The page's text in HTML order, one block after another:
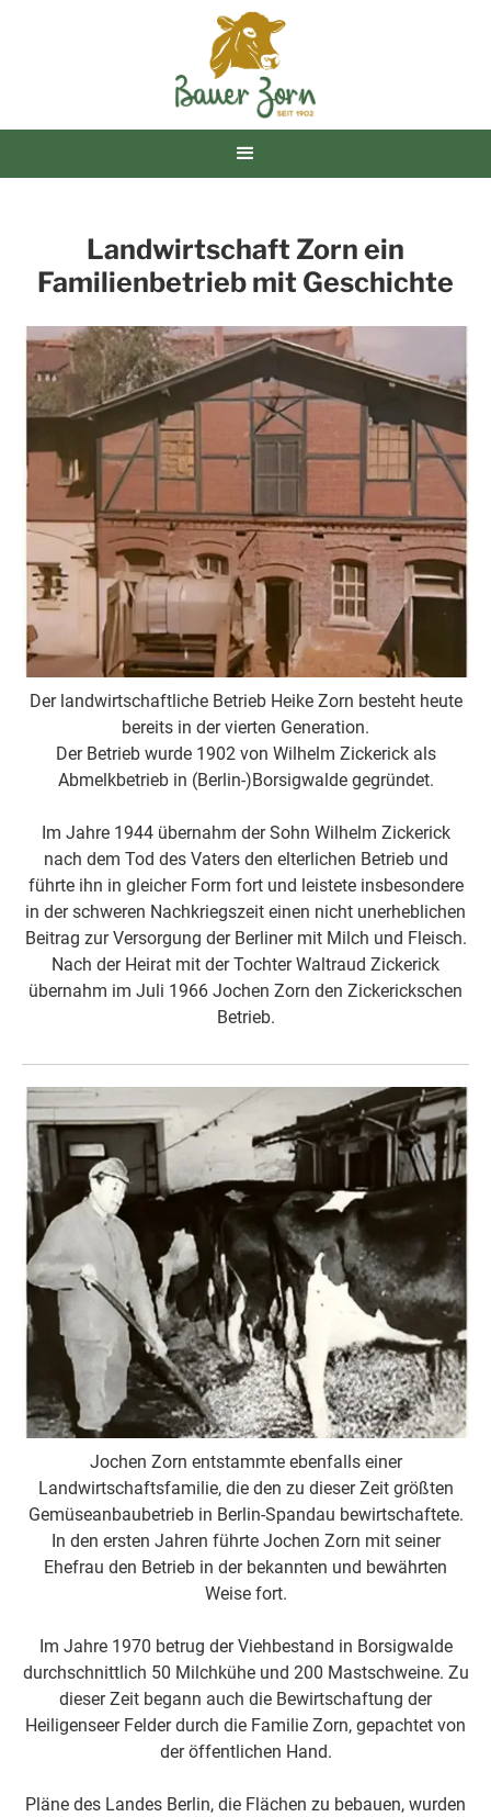
Landwirtschaft Zorn ein
Familienbetrieb mit Geschichte
Der landwirtschaftliche Betrieb Heike Zorn besteht heute
bereits in der vierten Generation.
Der Betrieb wurde 1902 von Wilhelm Zickerick als
Abmelkbetrieb in (Berlin-)Borsigwalde gegründet.
Im Jahre 1944 übernahm der Sohn Wilhelm Zickerick
nach dem Tod des Vaters den elterlichen Betrieb und
führte ihn in gleicher Form fort und leistete insbesondere
in der schweren Nachkriegszeit einen nicht unerheblichen
Beitrag zur Versorgung der Berliner mit Milch und Fleisch.
Nach der Heirat mit der Tochter Waltraud Zickerick
übernahm im Juli 1966 Jochen Zorn den Zickerickschen
Betrieb.
Jochen Zorn entstammte ebenfalls einer
Landwirtschaftsfamilie, die den zu dieser Zeit größten
Gemüseanbaubetrieb in Berlin-Spandau bewirtschaftete.
In den ersten Jahren führte Jochen Zorn mit seiner
Ehefrau den Betrieb in der bekannten und bewährten
Weise fort.
Im Jahre 1970 betrug der Viehbestand in Borsigwalde
durchschnittlich 50 Milchkühe und 200 Mastschweine. Zu
dieser Zeit begann auch die Bewirtschaftung der
Heiligenseer Felder durch die Familie Zorn, gepachtet von
der öffentlichen Hand.
Pläne des Landes Berlin, die Flächen zu bebauen, wurden